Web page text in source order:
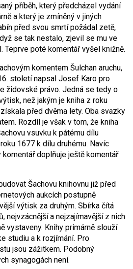
příběh, který předcházel vydání
a který je zmíněný v jiných
před svou smrtí požádal zetě,
se tak nestalo, zjevil se mu ve
Teprve poté komentář vyšel knižně.
komentem Šulchan aruchu,
století napsal Josef Karo pro
židovské právo. Jedná se tedy o
než jakým je kniha z roku
před dvěma lety. Oba svazky
Rozdíl je však v tom, že kniha
vsuvku k pátému dílu
1677 k dílu druhému. Navíc
doplňuje ještě komentář
Šachovu knihovnu již před
aukcích postupně
výtisk za druhým. Sbírka čítá
nejvzácnější a nejzajímavější z nich
vystaveny. Knihy primárně slouží
studiu a k rozjímání. Pro
jsou zážitkem. Podobný
synagogách není.